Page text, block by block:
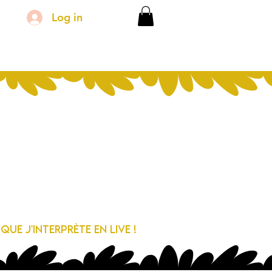
Log in
j'interprète en live !